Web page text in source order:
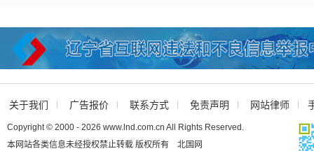
关于我们 广告报价 联系方式 免责声明 网站律师
Copyright © 2000 - 2026 www.lnd.com.cn All Rights Reserved.
本网站各类信息未经授权禁止转载 版权所有 北国网